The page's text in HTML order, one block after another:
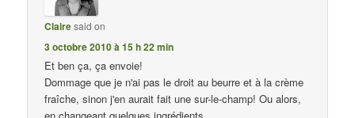
Clairesaid on
3 octobre 2010 à 15 h 22 min
Et ben ça, ça envoie!
Dommage que je n'ai pas le droit au beurre et à la crème
fraîche, sinon j'en aurait fait une sur-le-champ! Ou alors,
en changeant quelques ingrédients…